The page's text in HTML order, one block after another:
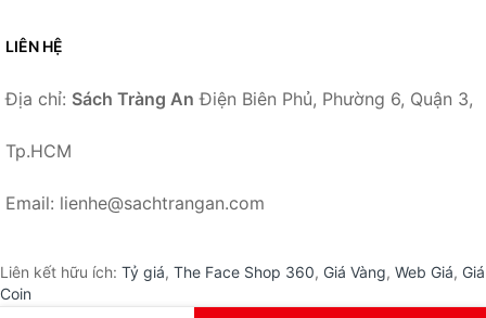
LIÊN HỆ
Địa chỉ: Sách Tràng An Điện Biên Phủ, Phường 6, Quận 3,
Tp.HCM
Email: lienhe@sachtrangan.com
Liên kết hữu ích: Tỷ giá, The Face Shop 360, Giá Vàng, Web Giá, Giá
Coin